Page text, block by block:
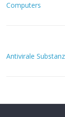
Computers
Antivirale